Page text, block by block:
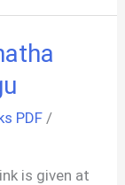
PDF /
is given at